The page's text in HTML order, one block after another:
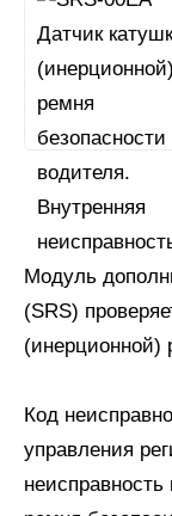
Модуль
(SRS)
(инерционной)
Код
управления